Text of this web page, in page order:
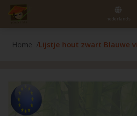
nederlands
Home Lijstje hout zwart Blauwe